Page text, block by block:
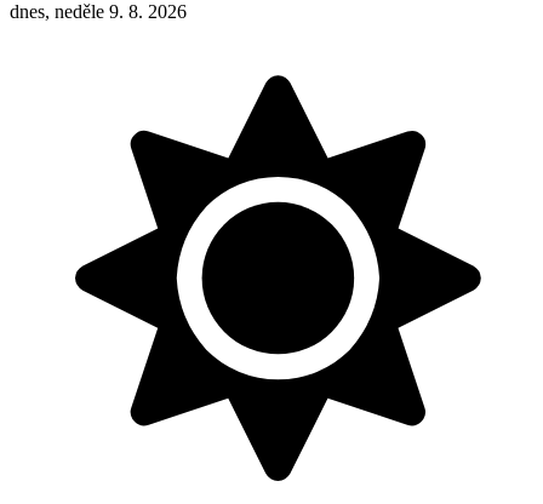
dnes, neděle 9. 8. 2026